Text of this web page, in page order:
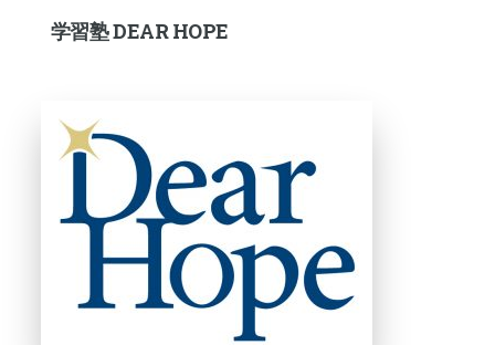
学習塾 DEAR HOPE